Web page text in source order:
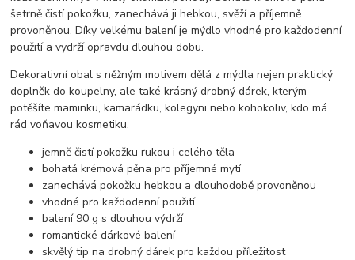
šetrně čistí pokožku, zanechává ji hebkou, svěží a příjemně
provoněnou. Díky velkému balení je mýdlo vhodné pro každodenní
použití a vydrží opravdu dlouhou dobu.
Dekorativní obal s něžným motivem dělá z mýdla nejen praktický
doplněk do koupelny, ale také krásný drobný dárek, kterým
potěšíte maminku, kamarádku, kolegyni nebo kohokoliv, kdo má
rád voňavou kosmetiku.
jemně čistí pokožku rukou i celého těla
bohatá krémová pěna pro příjemné mytí
zanechává pokožku hebkou a dlouhodobě provoněnou
vhodné pro každodenní použití
balení 90 g s dlouhou výdrží
romantické dárkové balení
skvělý tip na drobný dárek pro každou příležitost